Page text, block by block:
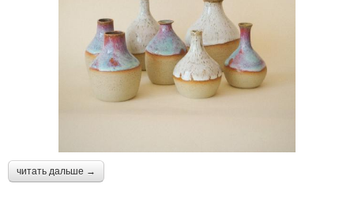
читать дальше →